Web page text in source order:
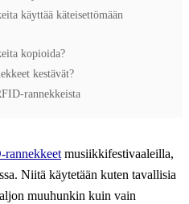
käyttää käteisettömään
kopioida?
kestävät?
rannekkeista
rannekkeet musiikkifestivaaleilla,
Niitä käytetään kuten tavallisia
muuhunkin kuin vain